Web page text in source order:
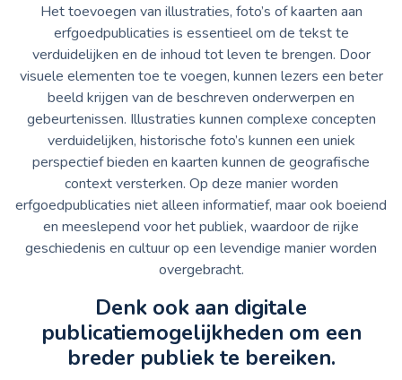
Het toevoegen van illustraties, foto’s of kaarten aan
erfgoedpublicaties is essentieel om de tekst te
verduidelijken en de inhoud tot leven te brengen. Door
visuele elementen toe te voegen, kunnen lezers een beter
beeld krijgen van de beschreven onderwerpen en
gebeurtenissen. Illustraties kunnen complexe concepten
verduidelijken, historische foto’s kunnen een uniek
perspectief bieden en kaarten kunnen de geografische
context versterken. Op deze manier worden
erfgoedpublicaties niet alleen informatief, maar ook boeiend
en meeslepend voor het publiek, waardoor de rijke
geschiedenis en cultuur op een levendige manier worden
overgebracht.
Denk ook aan digitale
publicatiemogelijkheden om een
breder publiek te bereiken.